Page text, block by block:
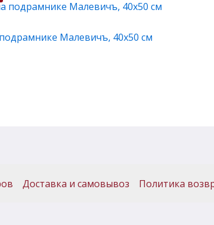
Малевичъ, 40х50 см
Доставка и самовывоз Политика